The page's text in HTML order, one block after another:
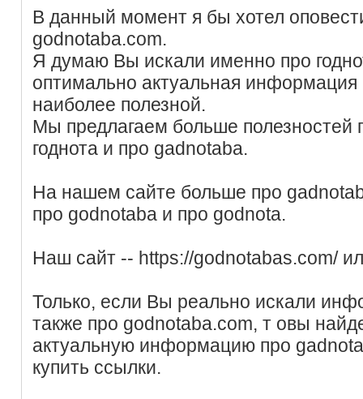
В данный момент я бы хотел
godnotaba.com.
Я думаю Вы искали именно про
оптимально актуальная информация
наиболее полезной.
Мы предлагаем больше полезностей
годнота и про gadnotaba.
На нашем сайте больше про
про godnotaba и про godnota.
Наш сайт -- https://godnotabas.com/
Только, если Вы реально искали
также про godnotaba.com, т овы
актуальную информацию про
купить ссылки.